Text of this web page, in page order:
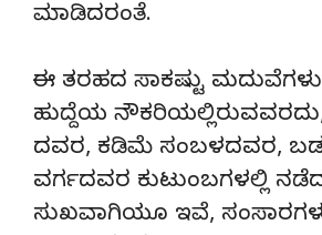
ಮಾಡಿದರಂತೆ.
ಈ ತರಹದ ಸಾಕಷ್ಟು ಮದುವೆಗಳು
ಹುದ್ದೆಯ
ದವರ, ಕಡಿಮೆ ಸಂಬಳದವರ,
ವರ್ಗದವರ ಕುಟುಂಬಗಳಲ್ಲಿ
ಸುಖವಾಗಿಯೂ ಇವೆ,